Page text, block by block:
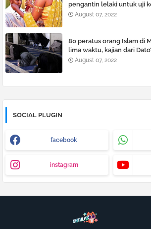
pengantin lelaki untuk uji
August 07, 2022
80 peratus orang Islam di
lima waktu, kajian dari
Kamsah
August 07, 2022
SOCIAL PLUGIN
facebook
instagram